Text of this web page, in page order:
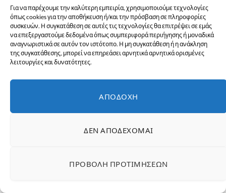
Για να παρέχουμε την καλύτερη εμπειρία, χρησιμοποιούμε τεχνολογίες
όπως cookies για την αποθήκευση ή/και την πρόσβαση σε πληροφορίες
συσκευών. Η συγκατάθεση σε αυτές τις τεχνολογίες θα επιτρέψει σε εμάς
να επεξεργαστούμε δεδομένα όπως συμπεριφορά περιήγησης ή μοναδικά
αναγνωριστικά σε αυτόν τον ιστότοπο. Η μη συγκατάθεση ή η ανάκληση
της συγκατάθεσης, μπορεί να επηρεάσει αρνητικά αρνητικά ορισμένες
λειτουργίες και δυνατότητες.
ΑΠΟΔΟΧΉ
ΔΕΝ ΑΠΟΔΈΧΟΜΑΙ
ΠΡΟΒΟΛΉ ΠΡΟΤΙΜΉΣΕΩΝ